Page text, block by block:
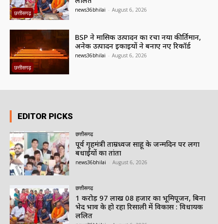
छत्तीसगढ़ news36bhilai - August 6, 2026
छत्तीसगढ़
BSP ने मासिक उत्पादन का रचा नया कीर्तिमान,
अनेक उत्पादन इकाइयों ने बनाए नए रिकॉर्ड
news36bhilai - August 6, 2026
EDITOR PICKS
छत्तीसगढ़
पूर्व गृहमंत्री ताम्रध्वज साहू के जन्मदिन पर लगा
बधाईयों का तांता
news36bhilai August 6, 2026
छत्तीसगढ़
1 करोड़ 97 लाख 08 हजार का भूमिपूजन, बिना
भेद भाव के हो रहा रिसाली में विकास : विधायक
ललित